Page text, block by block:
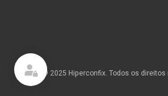
© 2025 Hiperconfix. Todos os